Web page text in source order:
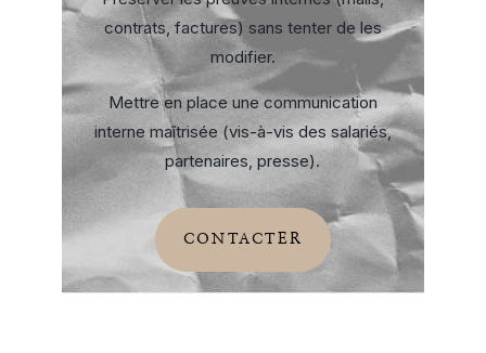
contrats, factures) sans tenter de les
modifier.
Mettre en place une communication
interne maîtrisée (vis-à-vis des salariés,
partenaires, presse).
CONTACTER